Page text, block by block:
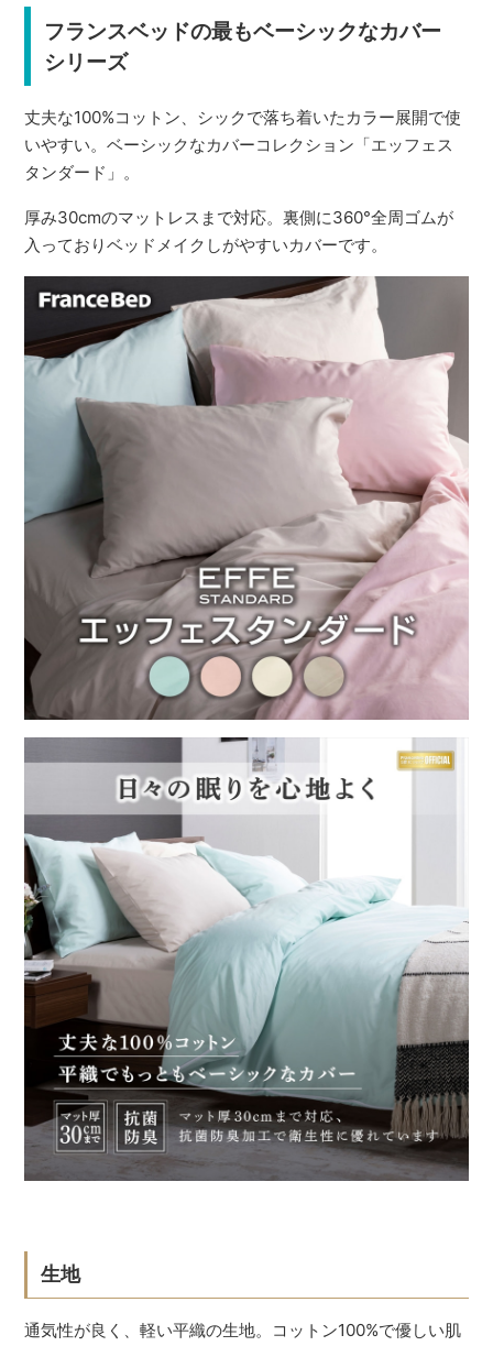
フランスベッドの最もベーシックなカバー
シリーズ
丈夫な100%コットン、シックで落ち着いたカラー展開で使
いやすい。ベーシックなカバーコレクション「エッフェス
タンダード」。
厚み30cmのマットレスまで対応。裏側に360°全周ゴムが
入っておりベッドメイクしがやすいカバーです。
生地
通気性が良く、軽い平織の生地。コットン100%で優しい肌